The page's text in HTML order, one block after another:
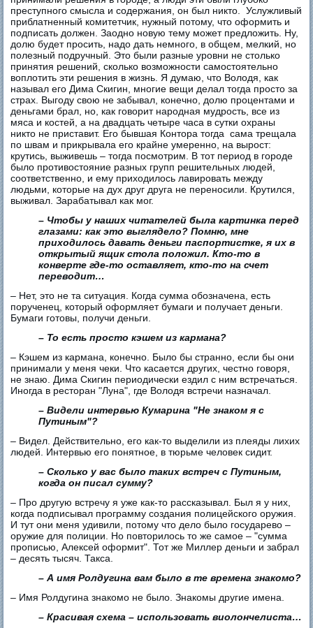
преступного смысла и содержания, он был никто. Услужливый
приблатненный комитетчик, нужный потому, что оформить и
подписать должен. Заодно новую тему может предложить. Ну,
долю будет просить, надо дать немного, в общем, мелкий, но
полезный подручный. Это были разные уровни не столько
принятия решений, сколько возможности самостоятельно
воплотить эти решения в жизнь. Я думаю, что Володя, как
называл его Дима Скигин, многие вещи делал тогда просто за
страх. Выгоду свою не забывал, конечно, долю процентами и
деньгами брал, но, как говорит народная мудрость, все из
мяса и костей, а на двадцать четыре часа в сутки охраны
никто не приставит. Его бывшая Контора тогда сама трещала
по швам и прикрывала его крайне умеренно, на вырост:
крутись, выживешь – тогда посмотрим. В тот период в городе
было противостояние разных групп решительных людей,
соответственно, и ему приходилось лавировать между
людьми, которые на дух друг друга не переносили. Крутился,
выживал. Зарабатывал как мог.
– Чтобы у наших читателей была картинка перед
глазами: как это выглядело? Помню, мне
приходилось давать деньги паспортистке, я их в
открытый ящик стола положил. Кто-то в
конверте где-то оставляет, кто-то на счет
переводит…
– Нет, это не та ситуация. Когда сумма обозначена, есть
порученец, который оформляет бумаги и получает деньги.
Бумаги готовы, получи деньги.
– То есть просто кэшем из кармана?
– Кэшем из кармана, конечно. Было бы странно, если бы они
принимали у меня чеки. Что касается других, честно говоря,
не знаю. Дима Скигин периодически ездил с ним встречаться.
Иногда в ресторан "Луна", где Володя встречи назначал.
– Видели интервью Кумарина "Не знаком я с
Путиным"?
– Видел. Действительно, его как-то выделили из плеяды лихих
людей. Интервью его понятное, в тюрьме человек сидит.
– Сколько у вас было таких встреч с Путиным,
когда он писал сумму?
– Про другую встречу я уже как-то рассказывал. Был я у них,
когда подписывал программу создания полицейского оружия.
И тут они меня удивили, потому что дело было государево –
оружие для полиции. Но повторилось то же самое – "сумма
прописью, Алексей оформит". Тот же Миллер деньги и забрал
– десять тысяч. Такса.
– А имя Ролдугина вам было в те времена знакомо?
– Имя Ролдугина знакомо не было. Знакомы другие имена.
– Красивая схема – использовать виолончелиста…